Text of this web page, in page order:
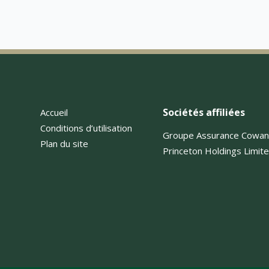
Accueil
Conditions d’utilisation
Plan du site
Sociétés affiliées
Groupe Assurance Cowan
Princeton Holdings